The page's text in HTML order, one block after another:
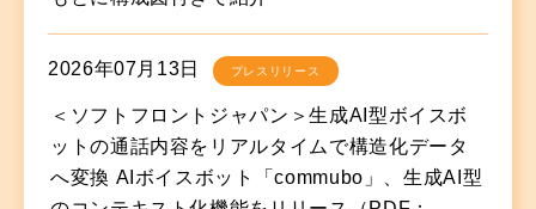
2026年07月13日 プレスリリース
＜ソフトフロントジャパン＞生成AI型ボイスボ
ットの通話内容をリアルタイムで構造化データ
へ変換 AIボイスボット「commubo」、生成AI型